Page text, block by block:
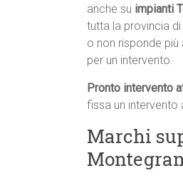
anche su impianti
tutta la provincia
o non risponde
per un intervento.
Pronto intervento
fissa un intervento
Marchi